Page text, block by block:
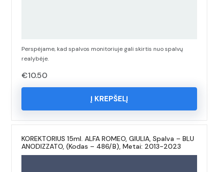
Perspėjame, kad spalvos monitoriuje gali skirtis nuo spalvų
realybėje.
€10.50
Į KREPŠELĮ
KOREKTORIUS 15ml. ALFA ROMEO, GIULIA, Spalva – BLU
ANODIZZATO, (Kodas – 486/B), Metai: 2013-2023